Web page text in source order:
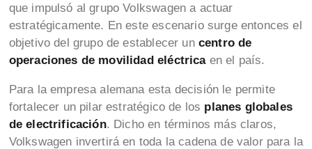
que impulsó al grupo Volkswagen a actuar
estratégicamente. En este escenario surge entonces el
objetivo del grupo de establecer un centro de
operaciones de movilidad eléctricaen el país.
Para la empresa alemana esta decisión le permite
fortalecer un pilar estratégico de los planes globales
de electrificación. Dicho en términos más claros,
Volkswagen invertirá en toda la cadena de valor para la